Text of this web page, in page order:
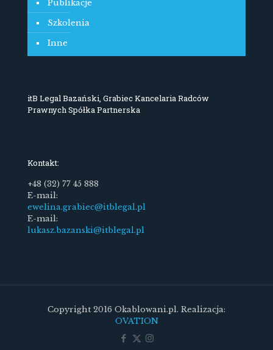
Publikacje
Szkolenia
Inne
itB Legal Bazański, Grabiec Kancelaria Radców
Prawnych Spółka Partnerska
Kontakt:
+48 (32) 77 45 888
E-mail:
ewelina.grabiec@itblegal.pl
E-mail:
lukasz.bazanski@itblegal.pl
Copyright 2016 Okablowani.pl. Realizacja:
OVATION